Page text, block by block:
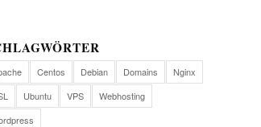
Centos Debian Domains
Nginx
Ubuntu VPS
Webhosting